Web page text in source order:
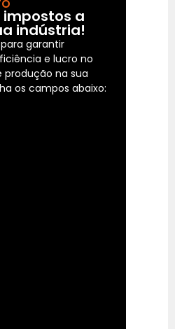
a
indústria!
garantir
e lucro no
na sua
os campos abaixo: